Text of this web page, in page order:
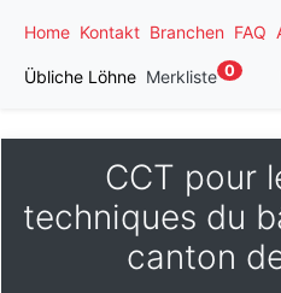
Home Kontakt Branchen FAQ
Übliche Löhne Merkliste 0
CCT pour
techniques du
canton